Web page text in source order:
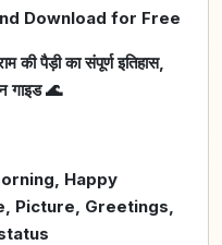
Download for Free
की पैड़ी का संपूर्ण इतिहास,
गाइड 🌊
Happy
Picture, Greetings,